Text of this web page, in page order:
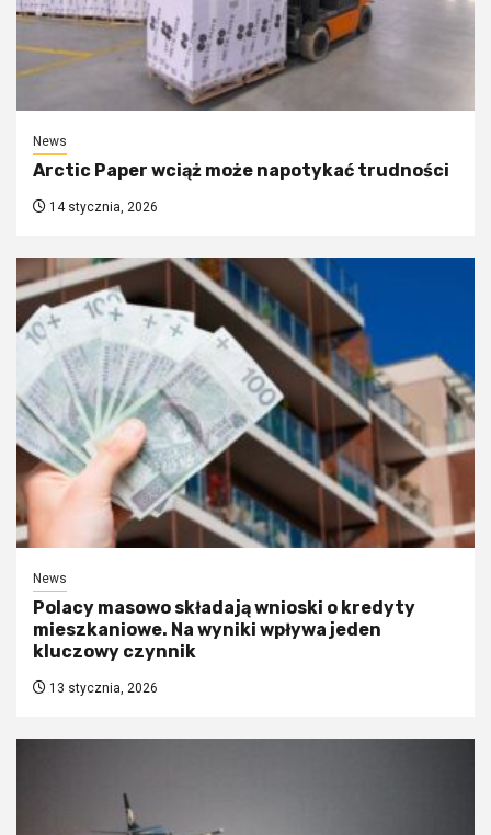
News
Arctic Paper wciąż może napotykać trudności
14 stycznia, 2026
News
Polacy masowo składają wnioski o kredyty
mieszkaniowe. Na wyniki wpływa jeden
kluczowy czynnik
13 stycznia, 2026